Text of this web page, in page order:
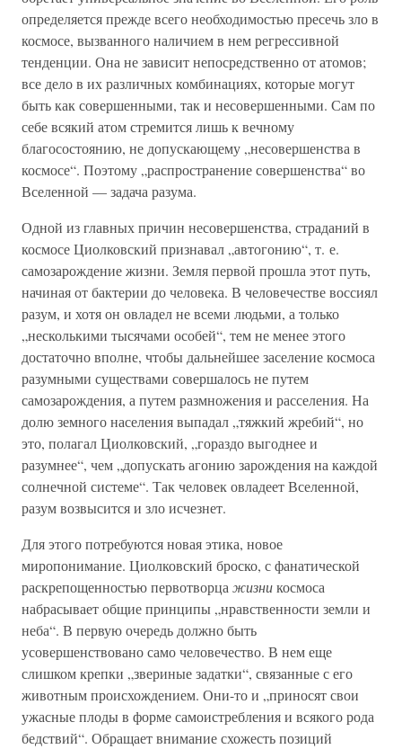
определяется прежде всего необходимостью пресечь зло в
космосе, вызванного наличием в нем регрессивной
тенденции. Она не зависит непосредственно от атомов;
все дело в их различных комбинациях, которые могут
быть как совершенными, так и несовершенными. Сам по
себе всякий атом стремится лишь к вечному
благосостоянию, не допускающему „несовершенства в
космосе“. Поэтому „распространение совершенства“ во
Вселенной — задача разума.
Одной из главных причин несовершенства, страданий в
космосе Циолковский признавал „автогонию“, т. е.
самозарождение жизни. Земля первой прошла этот путь,
начиная от бактерии до человека. В человечестве воссиял
разум, и хотя он овладел не всеми людьми, а только
„несколькими тысячами особей“, тем не менее этого
достаточно вполне, чтобы дальнейшее заселение космоса
разумными существами совершалось не путем
самозарождения, а путем размножения и расселения. На
долю земного населения выпадал „тяжкий жребий“, но
это, полагал Циолковский, „гораздо выгоднее и
разумнее“, чем „допускать агонию зарождения на каждой
солнечной системе“. Так человек овладеет Вселенной,
разум возвысится и зло исчезнет.
Для этого потребуются новая этика, новое
миропонимание. Циолковский броско, с фанатической
раскрепощенностью первотворца жизникосмоса
набрасывает общие принципы „нравственности земли и
неба“. В первую очередь должно быть
усовершенствовано само человечество. В нем еще
слишком крепки „звериные задатки“, связанные с его
животным происхождением. Они-то и „приносят свои
ужасные плоды в форме самоистребления и всякого рода
бедствий“. Обращает внимание схожесть позиций